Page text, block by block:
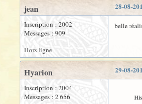
28-08-
jean
Inscription : 2002
Messages : 909
belle
Hors ligne
29-08-
Hyarion
Inscription : 2004
Messages : 2 656